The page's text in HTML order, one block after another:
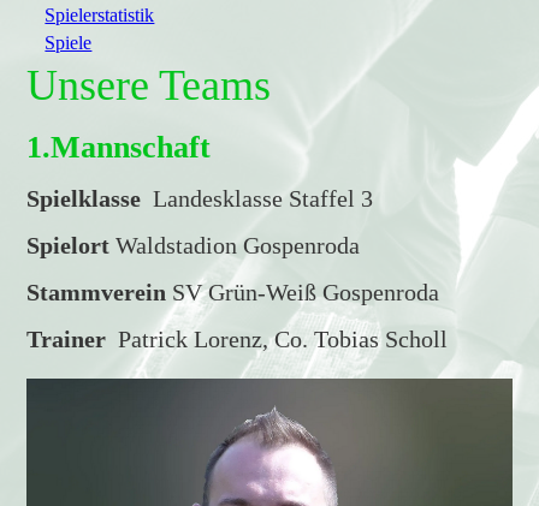
Spielerstatistik
Spiele
Unsere Teams
1.Mannschaft
SpielklasseLandesklasse Staffel 3
Spielort Waldstadion Gospenroda
Stammverein SV Grün-Weiß Gospenroda
Trainer Patrick Lorenz, Co. Tobias Scholl